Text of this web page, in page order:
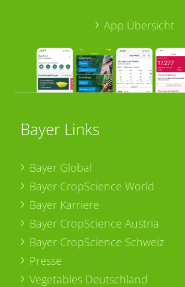
App Übersicht
Bayer Links
Bayer Global
Bayer CropScience World
Bayer Karriere
Bayer CropScience Austria
Bayer CropScience Schweiz
Presse
Vegetables Deutschland